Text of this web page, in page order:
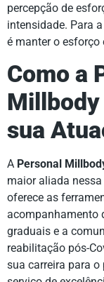
percepção de
intensidade. Para a
é manter o esforço
Como a
sua
A Personal
maior aliada
oferece as
acompanhamento
graduais e a
reabilitação pós-
sua carreira para